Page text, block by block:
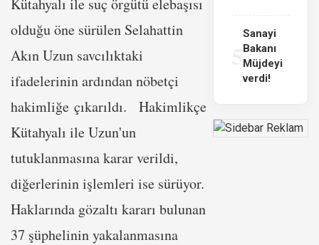
Kütahyalı ile suç örgütü elebaşısı
olduğu öne sürülen Selahattin
Akın Uzun savcılıktaki
ifadelerinin ardından nöbetçi
hakimliğe çıkarıldı. Hakimlikçe
Kütahyalı ile Uzun'un
tutuklanmasına karar verildi,
diğerlerinin işlemleri ise sürüyor.
Haklarında gözaltı kararı bulunan
37 şüphelinin yakalanmasına
Sanayi
Bakanı
Müjdeyi
verdi!